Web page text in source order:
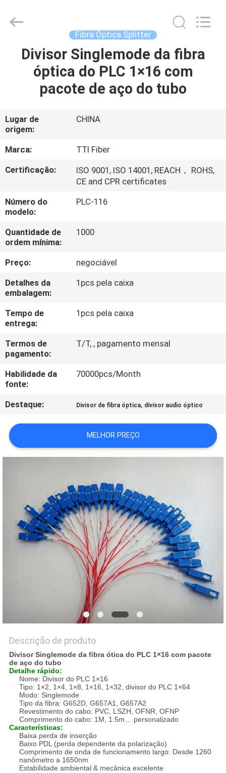
CASA
PRODUTOS
SOBRE
NÓS
EXCURSÃO
FÁBRICA
CONTROLE
QUALIDADE
CONTACTE-
NOS
PEÇA
UMAS
CITAÇÕES
DO
SITE
POLICY
Communication
Tech.
Fibra Óptica Splitter
Divisor Singlemode da fibra
óptica do PLC 1×16 com
pacote de aço do tubo
Lugar de
origem:
CHINA
Marca:
TTI Fiber
Certificação:
ISO 9001, ISO 14001, REACH， ROHS,
CE and CPR certificates
Número do
modelo:
PLC-116
Quantidade de
ordem mínima:
1000
Preço:
negociável
Detalhes da
embalagem:
1pcs pela caixa
Tempo de
entrega:
1pcs pela caixa
Termos de
pagamento:
T/T, , pagamento mensal
Habilidade da
fonte:
70000pcs/Month
Destaque: Divisor de fibra óptica, divisor audio óptico
MELHOR PREÇO
Descrição de produto
Divisor Singlemode da fibra ótica do PLC 1×16 com pacote
de aço do tubo
Detalhe rápido:
Nome: Divisor do PLC 1×16
Tipo: 1×2, 1×4, 1×8, 1×16, 1×32, divisor do PLC 1×64
Modo: Singlemode
Tipo da fibra: G652D, G657A1, G657A2
Revestimento do cabo: PVC, LSZH, OFNR, OFNP
Comprimento do cabo: 1M, 1.5m… personalizado
Características:
Baixa perda de inserção
Baixo PDL (perda dependente da polarização)
Comprimento de onda de funcionamento largo: Desde 1260
nanômetro a 1650nm
Estabilidade ambiental & mecânica excelente